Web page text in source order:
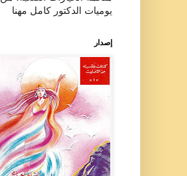
يوميات الدكتور كامل مهنا
إصدار